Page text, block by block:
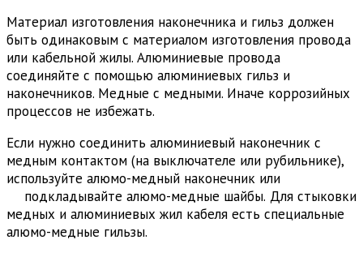
Материал изготовления наконечника и гильз должен
быть одинаковым с материалом изготовления провода
или кабельной жилы. Алюминиевые провода
соединяйте с помощью алюминиевых гильз и
наконечников. Медные с медными. Иначе коррозийных
процессов не избежать.
Если нужно соединить алюминиевый наконечник с
медным контактом (на выключателе или рубильнике),
используйте алюмо-медный наконечник или
подкладывайте алюмо-медные шайбы. Для стыковки
медных и алюминиевых жил кабеля есть специальные
алюмо-медные гильзы.